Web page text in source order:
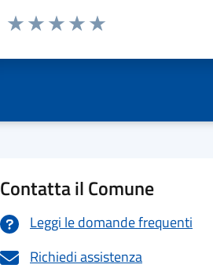
Valuta da 1 a 5 stelle la pagina
Contatta il Comune
Leggi le domande frequenti
Richiedi assistenza